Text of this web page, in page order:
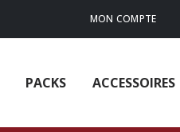
MON COMPTE
PACKS ACCESSOIRES